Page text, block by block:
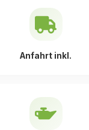
Anfahrt inkl.